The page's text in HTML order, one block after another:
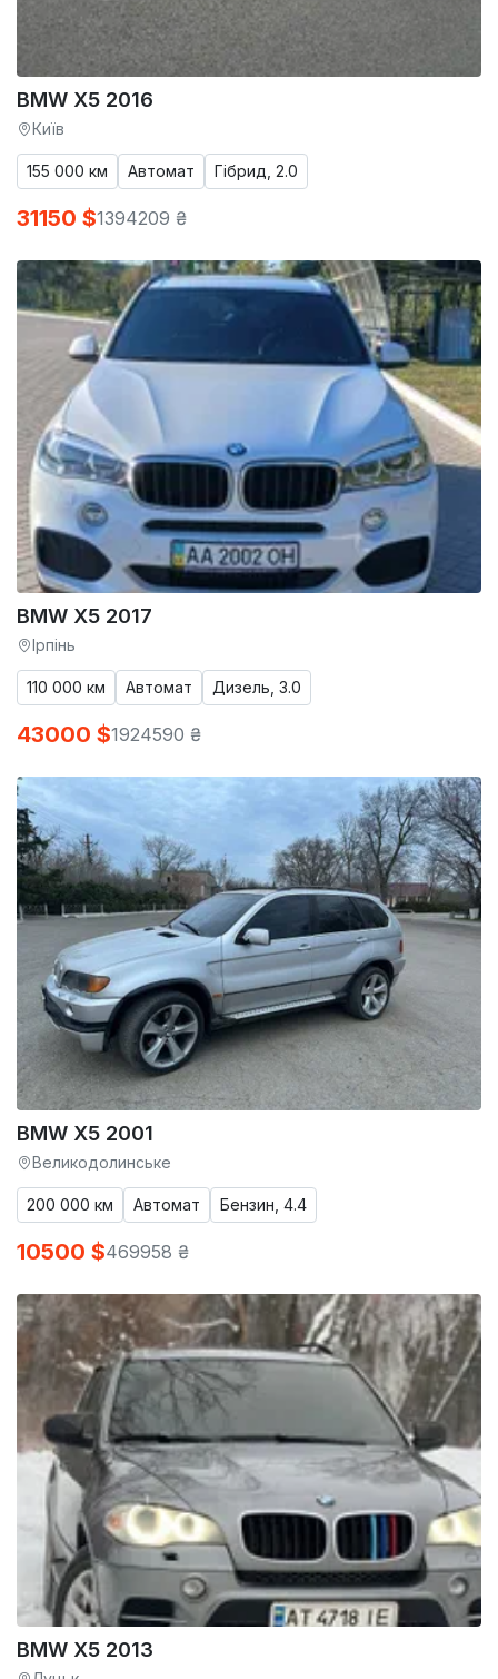
BMW X5 2016
Київ
155 000 км Автомат Гібрид, 2.0
31150 $1394209 ₴
BMW X5 2017
Ірпінь
110 000 км Автомат Дизель, 3.0
43000 $1924590 ₴
BMW X5 2001
Великодолинське
200 000 км Автомат Бензин, 4.4
10500 $469958 ₴
BMW X5 2013